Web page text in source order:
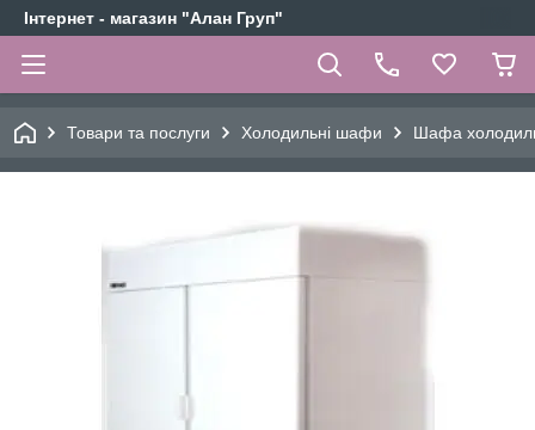
Інтернет - магазин "Алан Груп"
Товари та послуги Холодильні шафи Шафа